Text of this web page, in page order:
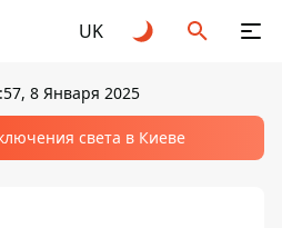
UK
8 Января 2025
света в Киеве